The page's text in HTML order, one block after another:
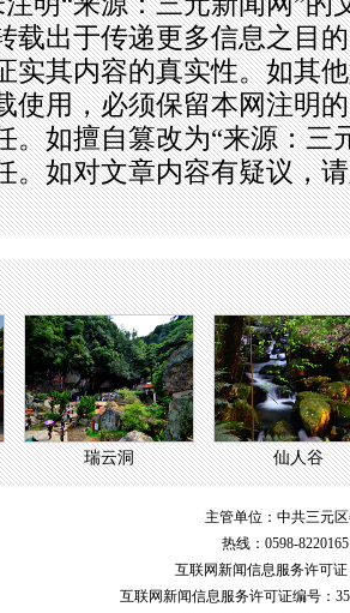
载出于传递更多信息之目
实其内容的真实性。如其
使用，必须保留本网注明
。如擅自篡改为“来源：三
。如对文章内容有疑议，
瑞云洞 仙人谷
主管单位：中共三元
热线：0598-
互联网新闻信息服务许可证
互联网新闻信息服务许可证编号：